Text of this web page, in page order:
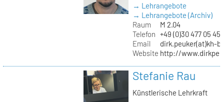
→ Lehrangebote
→ Lehrangebote (Archiv)
Raum
M 2.04
Telefon +49 (0)30 477 05
Email
dirk.peuker(at)kh-
Website http://
Stefanie Rau
Künstlerische Lehrkraft